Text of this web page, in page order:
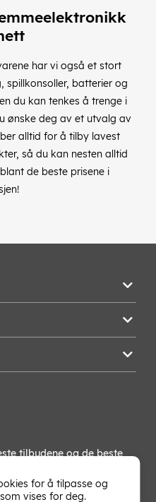
har vi også et stort
spillkonsoller, batterier og
du kan tenkes å trenge i
ønske deg av et utvalg av
alltid for å tilby lavest
så du kan nesten alltid
de beste prisene i
tilbudene og de beste
for å tilpasse og
vises for deg.